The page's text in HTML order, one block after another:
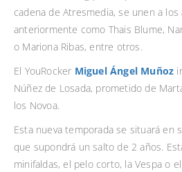
cadena de Atresmedia, se unen a los
anteriormente como Thais Blume,
o Mariona Ribas, entre otros.
El YouRocker Miguel Ángel Muñoz
Núñez de Losada, prometido de
los Novoa.
Esta nueva temporada se situará en
que supondrá un salto de 2 años.
minifaldas, el pelo corto, la Vespa o